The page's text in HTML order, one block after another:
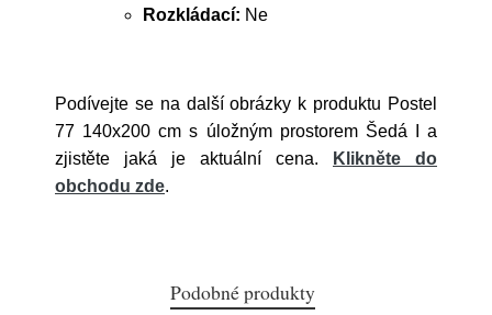
Rozkládací: Ne
Podívejte se na další obrázky k produktu Postel
77 140x200 cm s úložným prostorem Šedá I a
zjistěte jaká je aktuální cena.
Klikněte do
obchodu zde.
Podobné produkty